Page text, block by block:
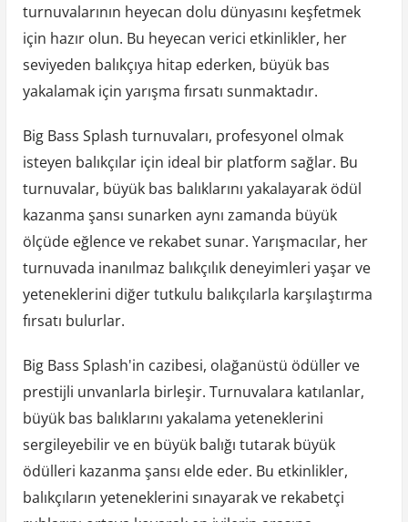
turnuvalarının heyecan dolu dünyasını keşfetmek
için hazır olun. Bu heyecan verici etkinlikler, her
seviyeden balıkçıya hitap ederken, büyük bas
yakalamak için yarışma fırsatı sunmaktadır.
Big Bass Splash turnuvaları, profesyonel olmak
isteyen balıkçılar için ideal bir platform sağlar. Bu
turnuvalar, büyük bas balıklarını yakalayarak ödül
kazanma şansı sunarken aynı zamanda büyük
ölçüde eğlence ve rekabet sunar. Yarışmacılar, her
turnuvada inanılmaz balıkçılık deneyimleri yaşar ve
yeteneklerini diğer tutkulu balıkçılarla karşılaştırma
fırsatı bulurlar.
Big Bass Splash'in cazibesi, olağanüstü ödüller ve
prestijli unvanlarla birleşir. Turnuvalara katılanlar,
büyük bas balıklarını yakalama yeteneklerini
sergileyebilir ve en büyük balığı tutarak büyük
ödülleri kazanma şansı elde eder. Bu etkinlikler,
balıkçıların yeteneklerini sınayarak ve rekabetçi